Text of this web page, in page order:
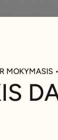
MOKYMASIS •